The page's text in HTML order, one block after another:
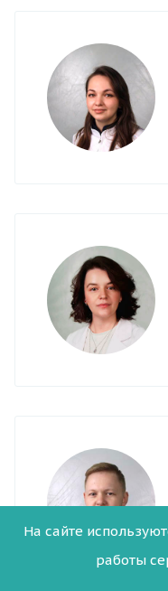
На сайте
работы